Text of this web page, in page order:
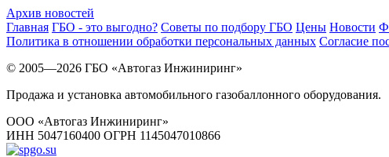
Архив новостей
Главная ГБО - это выгодно? Советы по подбору ГБО Цены Новости
Политика в отношении обработки персональных данных Согласие
© 2005—2026 ГБО «Автогаз Инжиниринг»
Продажа и установка автомобильного газобаллонного оборудования.
ООО «Автогаз Инжиниринг»
ИНН 5047160400 ОГРН 1145047010866